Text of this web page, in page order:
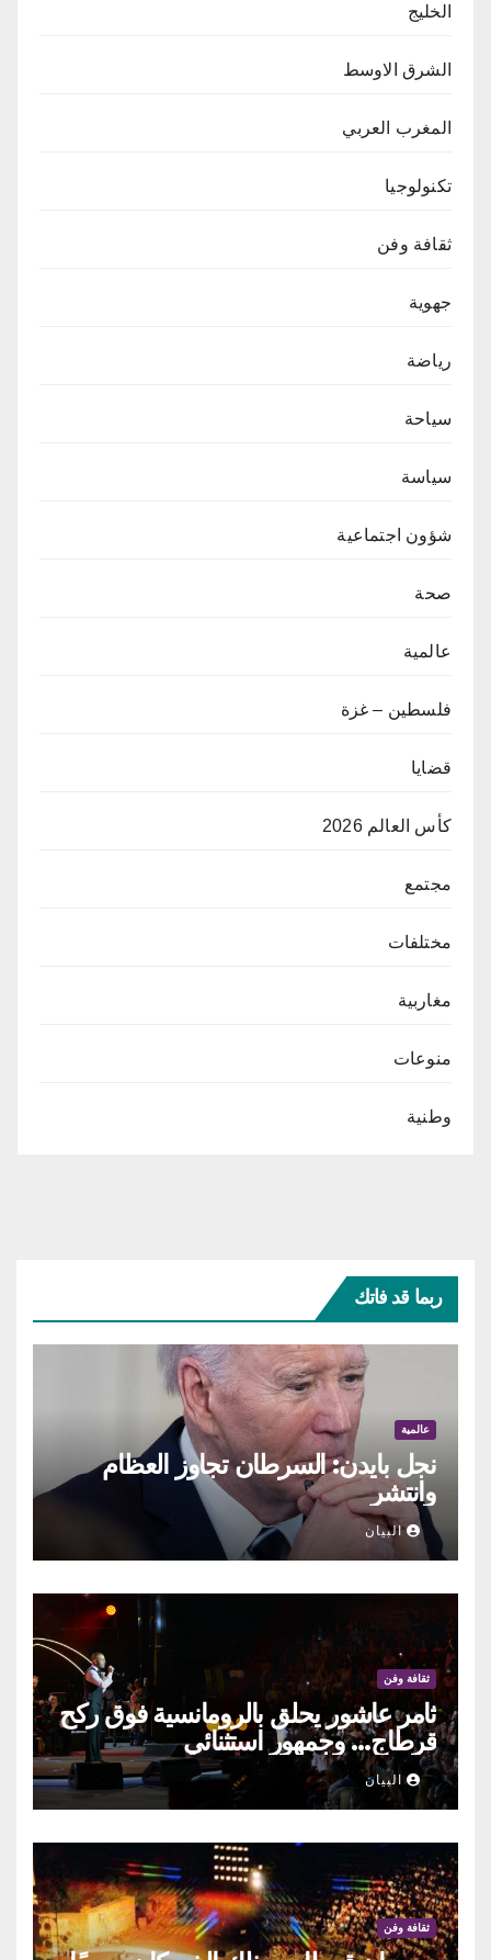
الخليج
الشرق الاوسط
المغرب العربي
تكنولوجيا
ثقافة وفن
جهوية
رياضة
سياحة
سياسة
شؤون اجتماعية
صحة
عالمية
فلسطين – غزة
قضايا
كأس العالم 2026
مجتمع
مختلفات
مغاربية
منوعات
وطنية
ربما قد فاتك
عالمية
نجل بايدن: السرطان تجاوز العظام
وانتشر
البيان
ثقافة وفن
ثامر عاشور يحلق بالرومانسية فوق ركح
قرطاج… وجمهور استثنائي
البيان
ثقافة وفن